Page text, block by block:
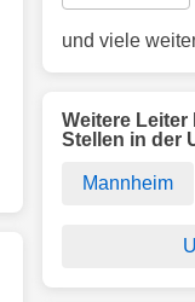
und viele
Weitere
Stellen in der
Mannheim